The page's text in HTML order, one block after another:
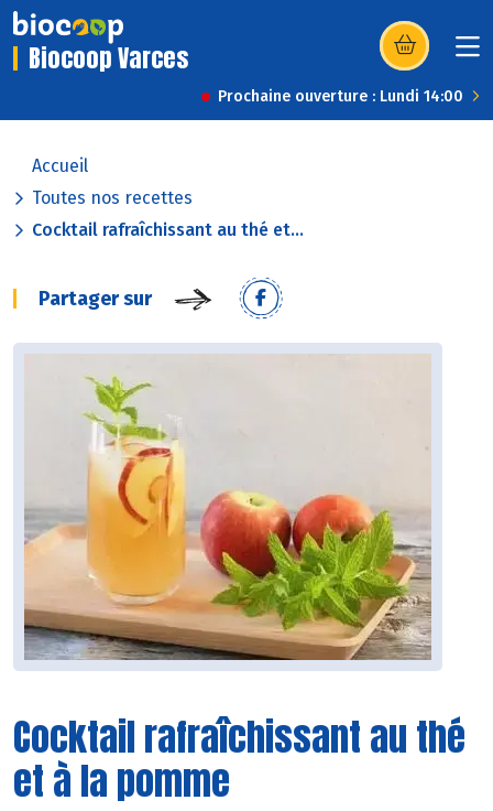
Biocoop Varces (s’ouvre dans
Prochaine ouverture : Lundi 14:00
Accueil
Toutes nos recettes
Cocktail rafraîchissant au thé et...
Partager sur
Cocktail rafraîchissant au thé
et à la pomme